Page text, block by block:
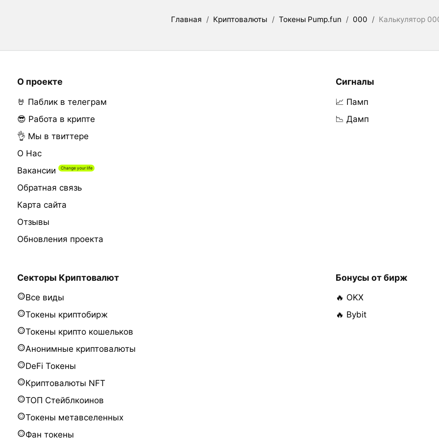
Главная / Криптовалюты / Токены Pump.fun / 000 / Калькулятор
О проекте
🤘 Паблик в телеграм
😎 Работа в крипте
👌 Мы в твиттере
О Нас
Вакансии
Обратная связь
Карта сайта
Отзывы
Обновления проекта
Сигналы
📈 Памп
📉 Дамп
Секторы Криптовалют
Все виды
Токены криптобирж
Токены крипто кошельков
Анонимные криптовалюты
DeFi Токены
Криптовалюты NFT
ТОП Стейблкоинов
Токены метавселенных
Фан токены
Бонусы от бирж
🔥 OKX
🔥 Bybit